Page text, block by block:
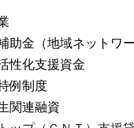
助金（地域ネットワ
性化支援資金
例制度
関連融資